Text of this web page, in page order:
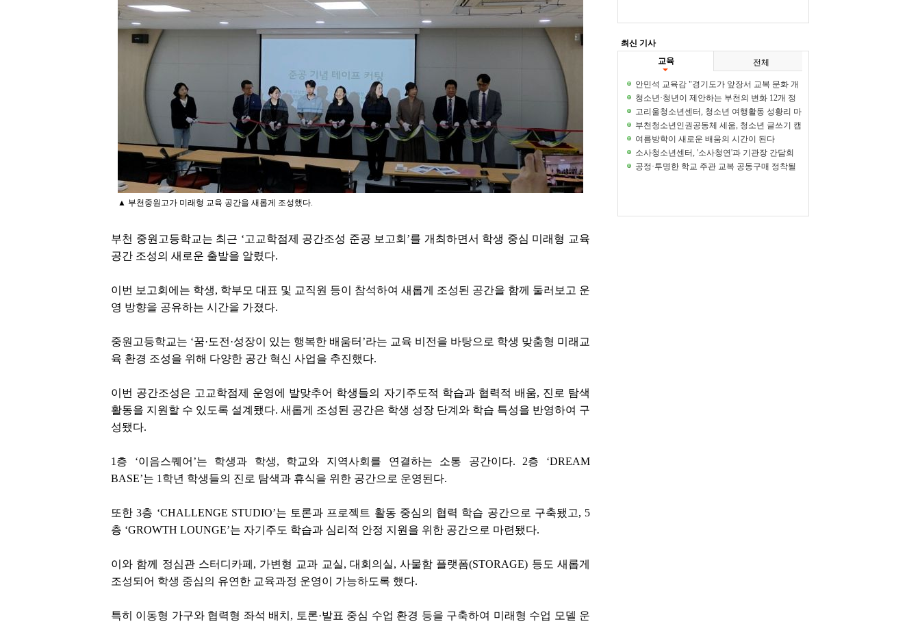
▲ 부천중원고가 미래형 교육 공간을 새롭게 조성했다.
부천 중원고등학교는 최근 ‘고교학점제 공간조성 준공 보고회’를 개최하면서 학생 중심 미래형 교육
공간 조성의 새로운 출발을 알렸다.
이번 보고회에는 학생, 학부모 대표 및 교직원 등이 참석하여 새롭게 조성된 공간을 함께 둘러보고 운
영 방향을 공유하는 시간을 가졌다.
중원고등학교는 ‘꿈·도전·성장이 있는 행복한 배움터’라는 교육 비전을 바탕으로 학생 맞춤형 미래교
육 환경 조성을 위해 다양한 공간 혁신 사업을 추진했다.
이번 공간조성은 고교학점제 운영에 발맞추어 학생들의 자기주도적 학습과 협력적 배움, 진로 탐색
활동을 지원할 수 있도록 설계됐다. 새롭게 조성된 공간은 학생 성장 단계와 학습 특성을 반영하여 구
성됐다.
1층 ‘이음스퀘어’는 학생과 학생, 학교와 지역사회를 연결하는 소통 공간이다. 2층 ‘DREAM
BASE’는 1학년 학생들의 진로 탐색과 휴식을 위한 공간으로 운영된다.
또한 3층 ‘CHALLENGE STUDIO’는 토론과 프로젝트 활동 중심의 협력 학습 공간으로 구축됐고, 5
층 ‘GROWTH LOUNGE’는 자기주도 학습과 심리적 안정 지원을 위한 공간으로 마련됐다.
이와 함께 정심관 스터디카페, 가변형 교과 교실, 대회의실, 사물함 플랫폼(STORAGE) 등도 새롭게
조성되어 학생 중심의 유연한 교육과정 운영이 가능하도록 했다.
특히 이동형 가구와 협력형 좌석 배치, 토론·발표 중심 수업 환경 등을 구축하여 미래형 수업 모델 운
최신 기사
교육
전체
안민석 교육감 "경기도가 앞장서 교복 문화 개
선 감행하겠다"
청소년·청년이 제안하는 부천의 변화 12개 정
책 아이디어 한자리에
고리울청소년센터, 청소년 여행활동 성황리 마
무리
부천청소년인권공동체 세움, 청소년 글쓰기 캠
프 개최
여름방학이 새로운 배움의 시간이 된다
소사청소년센터, '소사청연'과 기관장 간담회
성료
공정·투명한 학교 주관 교복 공동구매 정착될